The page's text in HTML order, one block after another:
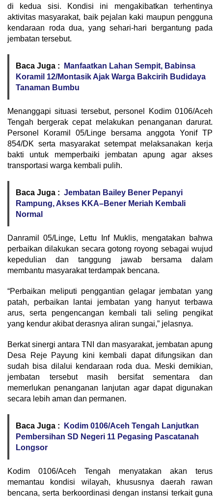
di kedua sisi. Kondisi ini mengakibatkan terhentinya
aktivitas masyarakat, baik pejalan kaki maupun pengguna
kendaraan roda dua, yang sehari-hari bergantung pada
jembatan tersebut.
Baca Juga :
Manfaatkan Lahan Sempit, Babinsa
Koramil 12/Montasik Ajak Warga Bakcirih Budidaya
Tanaman Bumbu
Menanggapi situasi tersebut, personel Kodim 0106/Aceh
Tengah bergerak cepat melakukan penanganan darurat.
Personel Koramil 05/Linge bersama anggota Yonif TP
854/DK serta masyarakat setempat melaksanakan kerja
bakti untuk memperbaiki jembatan apung agar akses
transportasi warga kembali pulih.
Baca Juga : Jembatan Bailey Bener Pepanyi
Rampung, Akses KKA–Bener Meriah Kembali
Normal
Danramil 05/Linge, Lettu Inf Muklis, mengatakan bahwa
perbaikan dilakukan secara gotong royong sebagai wujud
kepedulian dan tanggung jawab bersama dalam
membantu masyarakat terdampak bencana.
“Perbaikan meliputi penggantian gelagar jembatan yang
patah, perbaikan lantai jembatan yang hanyut terbawa
arus, serta pengencangan kembali tali seling pengikat
yang kendur akibat derasnya aliran sungai,” jelasnya.
Berkat sinergi antara TNI dan masyarakat, jembatan apung
Desa Reje Payung kini kembali dapat difungsikan dan
sudah bisa dilalui kendaraan roda dua. Meski demikian,
jembatan tersebut masih bersifat sementara dan
memerlukan penanganan lanjutan agar dapat digunakan
secara lebih aman dan permanen.
Baca Juga :
Kodim 0106/Aceh Tengah Lanjutkan
Pembersihan SD Negeri 11 Pegasing Pascatanah
Longsor
Kodim 0106/Aceh Tengah menyatakan akan terus
memantau kondisi wilayah, khususnya daerah rawan
bencana, serta berkoordinasi dengan instansi terkait guna